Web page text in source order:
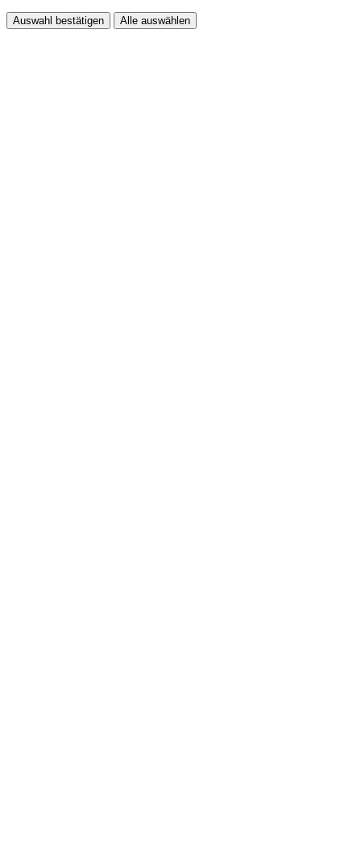
Auswahl bestätigen Alle auswählen